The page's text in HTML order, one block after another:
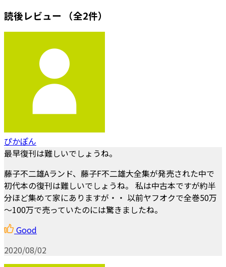
読後レビュー （全2件）
ぴかぽん
最早復刊は難しいでしょうね。
藤子不二雄Aランド、藤子F不二雄大全集が発売された中で
初代本の復刊は難しいでしょうね。 私は中古本ですが約半
分ほど集めて家にありますが・・ 以前ヤフオクで全巻50万
～100万で売っていたのには驚きましたね。
Good
2020/08/02